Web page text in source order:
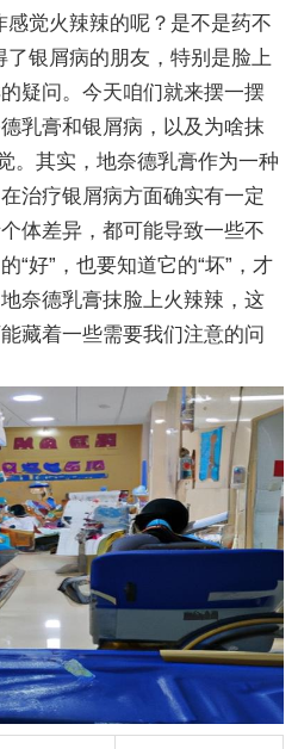
感觉火辣辣的呢？是不是药不
了银屑病的朋友，特别是脸上
疑问。今天咱们就来摆一摆
乳膏和银屑病，以及为啥抹
。其实，地奈德乳膏作为一种
治疗银屑病方面确实有一定
体差异，都可能导致一些不
“好”，也要知道它的“坏”，才
奈德乳膏抹脸上火辣辣，这
藏着一些需要我们注意的问